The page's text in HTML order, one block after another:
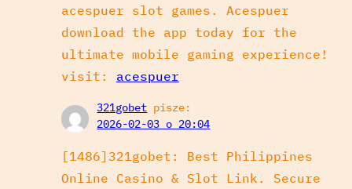
acespuer slot games. Acespuer
download the app today for the
ultimate mobile gaming experience!
visit: acespuer
321gobet pisze:
2026-02-03 o 20:04
[1486]321gobet: Best Philippines
Online Casino & Slot Link. Secure